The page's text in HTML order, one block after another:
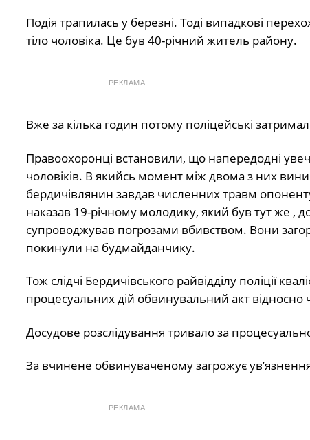
Подія трапилась у березні. Тоді випадкові
тіло чоловіка. Це був 40-річний житель району.
РЕКЛАМА
Вже за кілька годин потому поліцейські
Правоохоронці встановили, що напередодні
чоловіків. В якийсь момент між двома з них
бердичівлянин завдав численних травм
наказав 19-річному молодику, який був тут же ,
супроводжував погрозами вбивством. Вони
покинули на будмайданчику.
Тож слідчі Бердичівського райвідділу поліції
процесуальних дій обвинувальний акт відносно
Досудове розслідування тривало за
За вчинене обвинуваченому загрожує
РЕКЛАМА